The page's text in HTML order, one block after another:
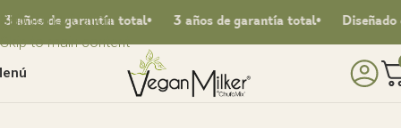
Skip to navigation
Skip to main content
de garantía total 3 años de garantía total Diseñado en